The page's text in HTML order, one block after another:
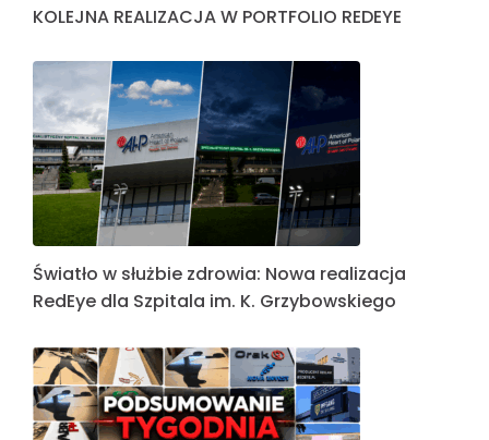
KOLEJNA REALIZACJA W PORTFOLIO REDEYE
Światło w służbie zdrowia: Nowa realizacja
RedEye dla Szpitala im. K. Grzybowskiego